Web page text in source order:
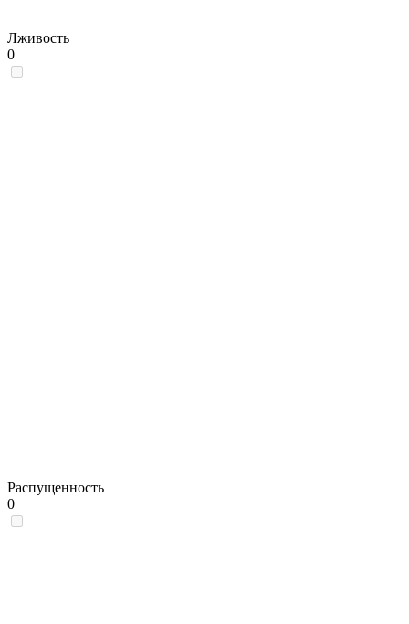
Лживость
0
Распущенность
0